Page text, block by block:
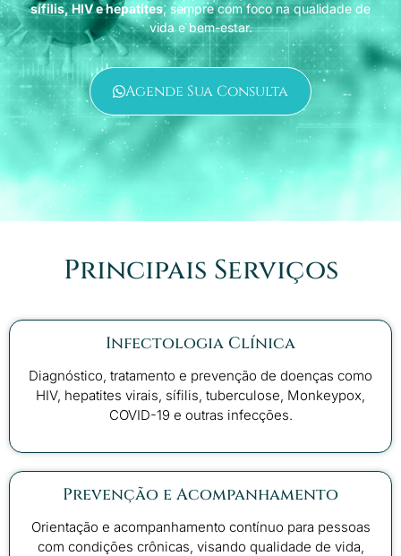
sífilis, HIV e hepatites, sempre com foco na qualidade de
vida e bem-estar.
Agende Sua Consulta
Principais Serviços
Infectologia Clínica
Diagnóstico, tratamento e prevenção de doenças como
HIV, hepatites virais, sífilis, tuberculose, Monkeypox,
COVID-19 e outras infecções.
Prevenção e Acompanhamento
Orientação e acompanhamento contínuo para pessoas
com condições crônicas, visando qualidade de vida,